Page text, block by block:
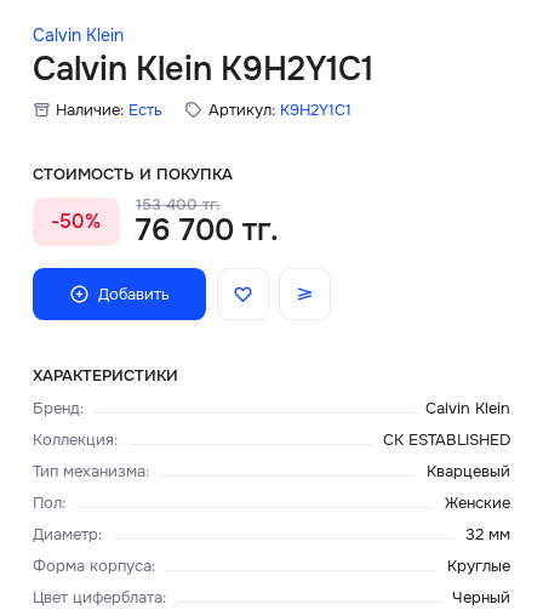
Calvin Klein
Calvin Klein K9H2Y1C1
Наличие: Есть Артикул: K9H2Y1C1
СТОИМОСТЬ И ПОКУПКА
-50%
153 400 тг.
76 700 тг.
Добавить
ХАРАКТЕРИСТИКИ
Бренд:
Calvin Klein
Коллекция:
CK ESTABLISHED
Тип механизма:
Кварцевый
Пол:
Женские
Диаметр:
32 мм
Форма корпуса:
Круглые
Цвет циферблата:
Черный
Главная
О нас
Доставка и оплата
Блог